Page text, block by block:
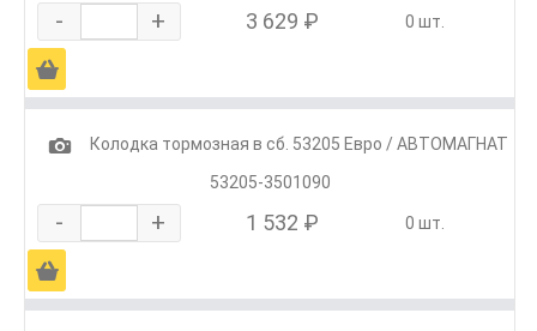
- + 3 629 ₽ 0 шт.
Ä
1
Колодка тормозная в сб. 53205 Евро / АВТОМАГНАТ
53205-3501090
- + 1 532 ₽ 0 шт.
Ä